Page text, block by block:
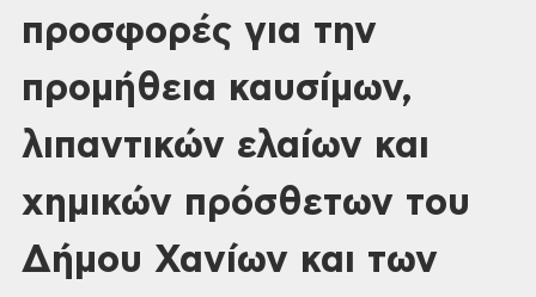
προσφορές για την
προμήθεια καυσίμων,
λιπαντικών ελαίων και
χημικών πρόσθετων του
Δήμου Χανίων και των